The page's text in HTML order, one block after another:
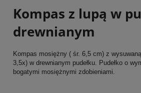
Kompas z lupą w
drewnianym
Kompas mosiężny ( śr. 6,5 cm) z
3,5x) w drewnianym pudełku. Pudełko o
bogatymi mosiężnymi zdobieniami.